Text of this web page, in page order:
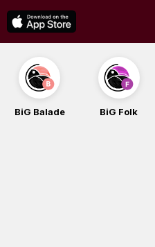
BiG Balade BiG Folk